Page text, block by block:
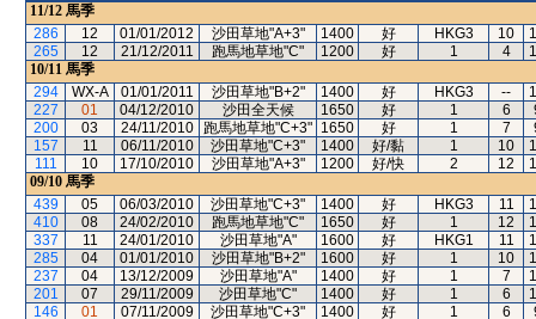
11/12 馬季
286
12 01/01/2012 沙田草地"A+3" 1400 好 HKG3 10
265
12 21/12/2011 跑馬地草地"C" 1200 好 1 4
10/11 馬季
294
WX-A 01/01/2011 沙田草地"B+2" 1400 好 HKG3 --
227
01 04/12/2010 沙田全天候 1650 好 1 6
200
03 24/11/2010 跑馬地草地"C+3" 1650 好 1 7
157
11 06/11/2010 沙田草地"C+3" 1400 好/黏 1 10
111
10 17/10/2010 沙田草地"A+3" 1200 好/快 2 12
09/10 馬季
439
05 06/03/2010 沙田草地"C+3" 1400 好 HKG3 11
410
08 24/02/2010 跑馬地草地"C" 1650 好 1 12
337
11 24/01/2010 沙田草地"A" 1600 好 HKG1 11
285
04 01/01/2010 沙田草地"B+2" 1600 好 1 10
237
04 13/12/2009 沙田草地"A" 1400 好 1 7
201
07 29/11/2009 沙田草地"C" 1400 好 1 6
146
01 07/11/2009 沙田草地"C+3" 1400 好 1 6